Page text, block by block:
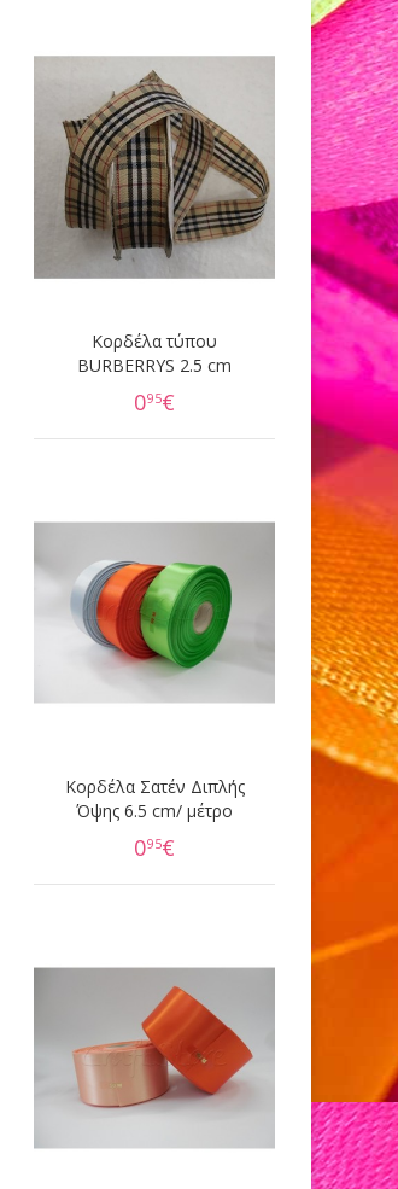
Κορδέλα τύπου
BURBERRYS 2.5 cm
095€
Κορδέλα Σατέν Διπλής
Όψης 6.5 cm/ μέτρο
095€